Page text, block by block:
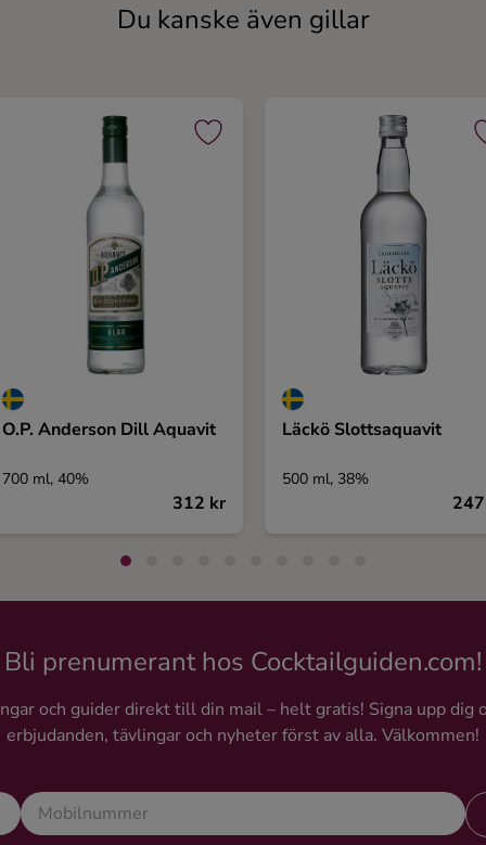
Du kanske även gillar
O.P. Anderson Dill Aquavit
700 ml, 40%
312 kr
Läckö Slottsaquavit
500 ml, 38%
Bli prenumerant hos Cocktailguiden.com!
och guider direkt till din mail – helt gratis! Signa upp dig
erbjudanden, tävlingar och nyheter först av alla. Välkommen!